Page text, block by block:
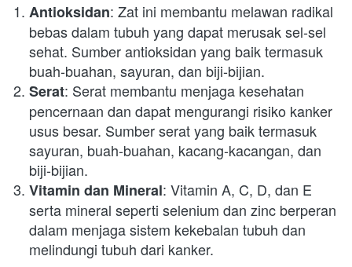
Antioksidan: Zat ini membantu melawan radikal
bebas dalam tubuh yang dapat merusak sel-sel
sehat. Sumber antioksidan yang baik termasuk
buah-buahan, sayuran, dan biji-bijian.
Serat: Serat membantu menjaga kesehatan
pencernaan dan dapat mengurangi risiko kanker
usus besar. Sumber serat yang baik termasuk
sayuran, buah-buahan, kacang-kacangan, dan
biji-bijian.
Vitamin dan Mineral: Vitamin A, C, D, dan E
serta mineral seperti selenium dan zinc berperan
dalam menjaga sistem kekebalan tubuh dan
melindungi tubuh dari kanker.